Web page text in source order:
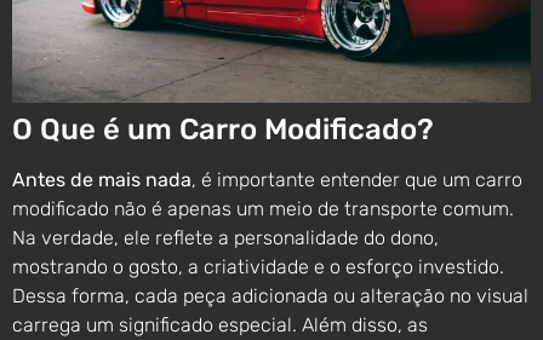
O Que é um Carro Modificado?
Antes de mais nada, é importante entender que um carro
modificado não é apenas um meio de transporte comum.
Na verdade, ele reflete a personalidade do dono,
mostrando o gosto, a criatividade e o esforço investido.
Dessa forma, cada peça adicionada ou alteração no visual
carrega um significado especial. Além disso, as